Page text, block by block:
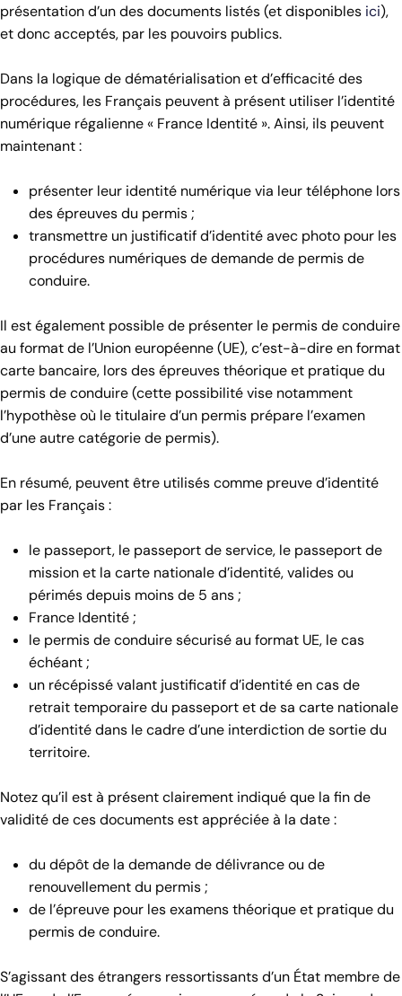
présentation d’un des documents listés (et disponibles ici),
et donc acceptés, par les pouvoirs publics.
Dans la logique de dématérialisation et d’efficacité des
procédures, les Français peuvent à présent utiliser l’identité
numérique régalienne « France Identité ». Ainsi, ils peuvent
maintenant :
présenter leur identité numérique via leur téléphone lors
des épreuves du permis ;
transmettre un justificatif d’identité avec photo pour les
procédures numériques de demande de permis de
conduire.
Il est également possible de présenter le permis de conduire
au format de l’Union européenne (UE), c’est-à-dire en format
carte bancaire, lors des épreuves théorique et pratique du
permis de conduire (cette possibilité vise notamment
l’hypothèse où le titulaire d’un permis prépare l’examen
d’une autre catégorie de permis).
En résumé, peuvent être utilisés comme preuve d’identité
par les Français :
le passeport, le passeport de service, le passeport de
mission et la carte nationale d’identité, valides ou
périmés depuis moins de 5 ans ;
France Identité ;
le permis de conduire sécurisé au format UE, le cas
échéant ;
un récépissé valant justificatif d’identité en cas de
retrait temporaire du passeport et de sa carte nationale
d’identité dans le cadre d’une interdiction de sortie du
territoire.
Notez qu’il est à présent clairement indiqué que la fin de
validité de ces documents est appréciée à la date :
du dépôt de la demande de délivrance ou de
renouvellement du permis ;
de l’épreuve pour les examens théorique et pratique du
permis de conduire.
S’agissant des étrangers ressortissants d’un État membre de